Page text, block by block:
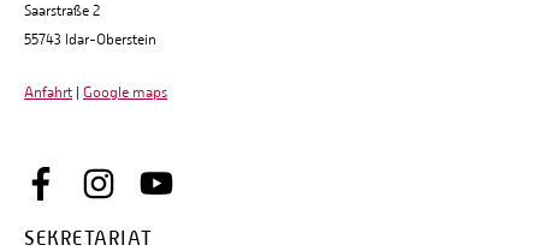
Saarstraße 2
55743 Idar-Oberstein
Anfahrt | Google maps
SEKRETARIAT